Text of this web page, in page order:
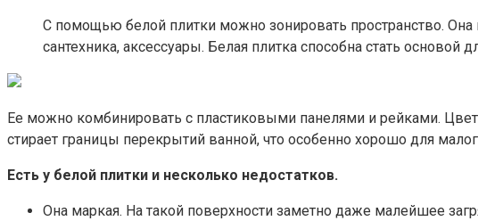
С помощью белой плитки можно зонировать пространство.
сантехника, аксессуары. Белая плитка способна стать
Ее можно комбинировать с пластиковыми панелями и рейками.
стирает границы перекрытий ванной, что особенно хорошо для
Есть у белой плитки и несколько недостатков.
Она маркая. На такой поверхности заметно даже малейшее